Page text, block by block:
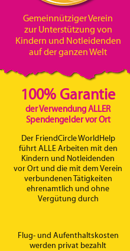
Gemeinnütziger Verein
zur Unterstützung von
Kindern und Notleidenden
auf der ganzen Welt
100% Garantie
der Verwendung ALLER
Spendengelder vor Ort
Der FriendCircle WorldHelp
führt ALLE Arbeiten mit den
Kindern und Notleidenden
vor Ort und die mit dem Verein
verbundenen Tätigkeiten
ehrenamtlich und ohne
Vergütung durch
Flug- und Aufenthaltskosten
werden privat bezahlt